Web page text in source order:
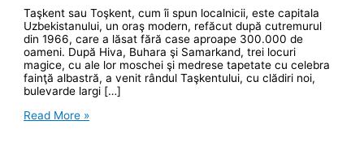
Taşkent sau Toşkent, cum îi spun localnicii, este capitala
Uzbekistanului, un oraş modern, refăcut după cutremurul
din 1966, care a lăsat fără case aproape 300.000 de
oameni. După Hiva, Buhara şi Samarkand, trei locuri
magice, cu ale lor moschei şi medrese tapetate cu celebra
fainţă albastră, a venit rândul Taşkentului, cu clădiri noi,
bulevarde largi […]
Taşkent,
Read More »